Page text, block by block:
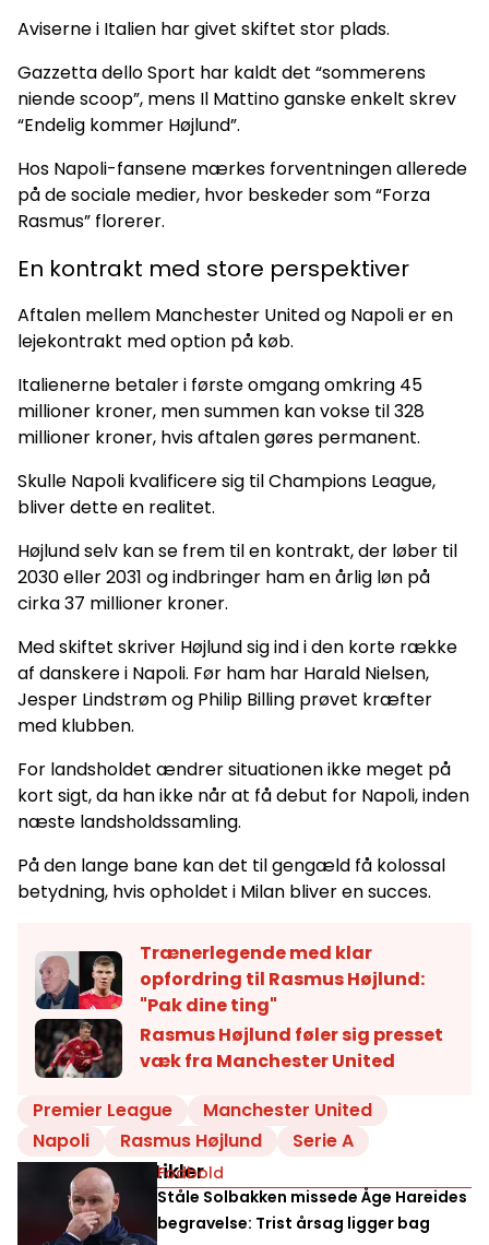
Aviserne i Italien har givet skiftet stor plads.
Gazzetta dello Sport har kaldt det “sommerens
niende scoop”, mens Il Mattino ganske enkelt skrev
“Endelig kommer Højlund”.
Hos Napoli-fansene mærkes forventningen allerede
på de sociale medier, hvor beskeder som “Forza
Rasmus” florerer.
En kontrakt med store perspektiver
Aftalen mellem Manchester United og Napoli er en
lejekontrakt med option på køb.
Italienerne betaler i første omgang omkring 45
millioner kroner, men summen kan vokse til 328
millioner kroner, hvis aftalen gøres permanent.
Skulle Napoli kvalificere sig til Champions League,
bliver dette en realitet.
Højlund selv kan se frem til en kontrakt, der løber til
2030 eller 2031 og indbringer ham en årlig løn på
cirka 37 millioner kroner.
Med skiftet skriver Højlund sig ind i den korte række
af danskere i Napoli. Før ham har Harald Nielsen,
Jesper Lindstrøm og Philip Billing prøvet kræfter
med klubben.
For landsholdet ændrer situationen ikke meget på
kort sigt, da han ikke når at få debut for Napoli, inden
næste landsholdssamling.
På den lange bane kan det til gengæld få kolossal
betydning, hvis opholdet i Milan bliver en succes.
Trænerlegende med klar
opfordring til Rasmus Højlund:
"Pak dine ting"
Rasmus Højlund føler sig presset
væk fra Manchester United
Premier League
Manchester United
Napoli
Rasmus Højlund Serie A
Relaterede artikler
Fodbold
Ståle Solbakken missede Åge Hareides
begravelse: Trist årsag ligger bag